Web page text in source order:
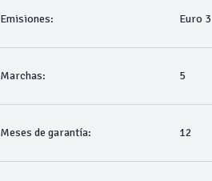
Emisiones: Euro 3
Marchas: 5
Meses de garantía: 12